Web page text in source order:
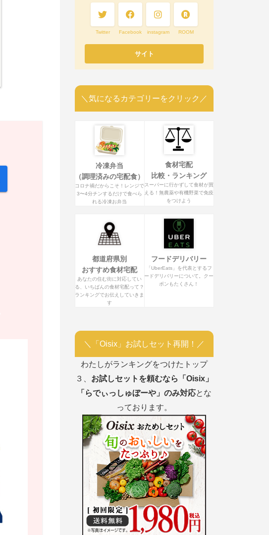
Twitter Facebook instagram ROOM
＼気になるカテゴリーをクリック／
冷凍弁当
（調理済みの宅配食）
コロナ禍だからこそ！レンジで
3〜4分チンするだけで食べら
れる冷凍お弁当
食材宅配
比較・ランキング
スーパーに行かずして食材が買
える！無農薬や有機野菜で免疫
をつけよう
都道府県別
おすすめ食材宅配
あなたの住む街に対応してい
る、いちばんの食材宅配って？
ランキングでお伝えしていきま
す
フードデリバリー
「UberEats」を代表とするフ
ードデリバリーについて。クー
ポンもたくさん！
＼「Oisix」お試しセット再開！／
わたしがランキングをつけたトップ
３、 お試しセットを頼むなら「Oisix」
「らでぃっしゅぼーや」のみ対応とな
っております。